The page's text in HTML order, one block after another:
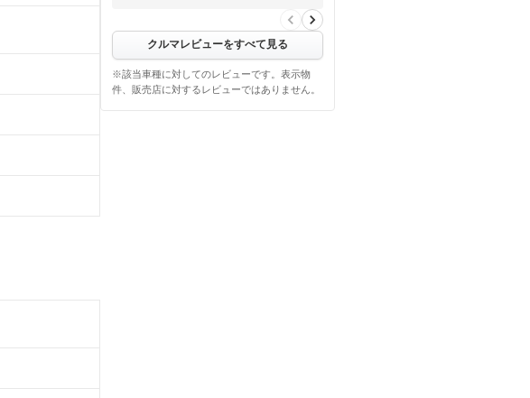
クルマレビューをすべて見る
※該当車種に対してのレビューです。表示物
件、販売店に対するレビューではありません。